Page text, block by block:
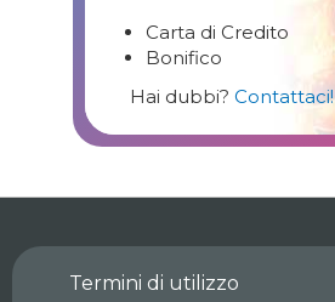
Carta di Credito
Bonifico
Hai dubbi? Contattaci!
Termini di utilizzo